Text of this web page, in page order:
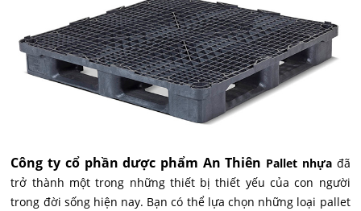
Công ty cổ phần dược phẩm An Thiên Pallet nhựa đã
trở thành một trong những thiết bị thiết yếu của con người
trong đời sống hiện nay. Bạn có thể lựa chọn những loại pallet